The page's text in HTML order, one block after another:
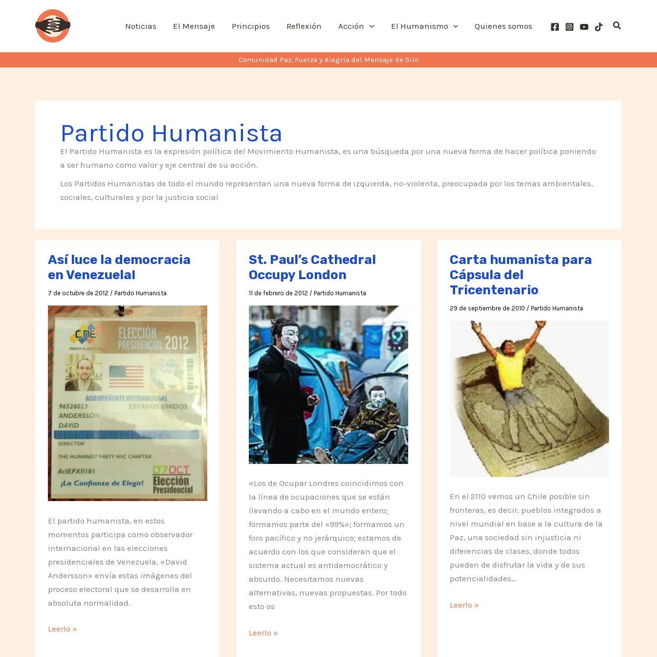
contenido
Noticias El Mensaje Principios Reflexión Acción El Humanismo Quienes somos Buscar
Comunidad Paz, Fuerza y Alegría del Mensaje de Silo
Partido Humanista
El Partido Humanista es la expresión política del Movimiento Humanista, es una búsqueda por una nueva forma de hacer política poniendo
a ser humano como valor y eje central de su acción.
Los Partidos Humanistas de todo el mundo representan una nueva forma de izquierda, no-violenta, preocupada por los temas ambientales,
sociales, culturales y por la justicia social
Así luce la democracia
en Venezuela!
7 de octubre de 2012 / Partido Humanista
El partido humanista, en estos
momentos participa como observador
internacional en las elecciones
presidenciales de Venezuela, «David
Andersson» envía estas imágenes del
proceso electoral que se desarrolla en
absoluta normalidad.
Así
Leerlo »
St. Paul’s Cathedral
Occupy London
11 de febrero de 2012 / Partido Humanista
«Los de Ocupar Londres coincidimos con
la línea de ocupaciones que se están
llevando a cabo en el mundo entero;
formamos parte del «99%»; formamos un
foro pacífico y no jerárquico; estamos de
acuerdo con los que consideran que el
sistema actual es antidemocrático y
absurdo. Necesitamos nuevas
alternativas, nuevas propuestas. Por todo
esto os
St.
Leerlo »
Carta humanista para
Cápsula del
Tricentenario
29 de septiembre de 2010 /Partido Humanista
En el 2110 vemos un Chile posible sin
fronteras, es decir, pueblos integrados a
nivel mundial en base a la cultura de la
Paz, una sociedad sin injusticia ni
diferencias de clases, donde todos
pueden de disfrutar la vida y de sus
potencialidades…
Carta
Leerlo »